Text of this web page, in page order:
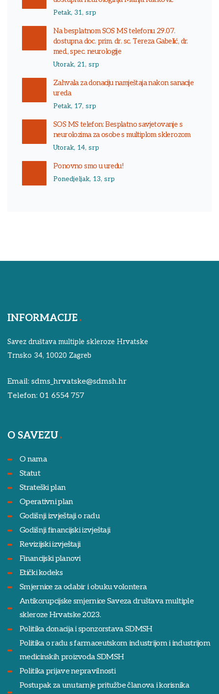
Petak, 31, srp
Na besplatnom SOS MS telefonu 29.07.
dostupna doc. prim. dr. sc. Tereza Gabelić, dr.
med., spec. neurologije
Utorak, 21, srp
Zahvala za donaciju namještaja nakon sanacije
ureda
Petak, 17, srp
SOS MS telefon: Besplatno savjetovanje s
neurolozima za osobe s multiplom sklerozom
Utorak, 14, srp
Ponovno smo u uredu!
Ponedjeljak, 13, srp
INFORMACIJE
Savez društava multiple skleroze Hrvatske
Trnsko 34, 10020 Zagreb
Email: sdms_hrvatske@sdmsh.hr
Telefon: 01 6554 757
O SAVEZU
O nama
Statut
Strateški plan
Operativni plan
Godišnji izvještaji o radu
Godišnji financijski izvještaji
Revizijski izvještaji
Financijski planovi
Etički kodeks
Smjernice za odabir i obuku volontera
Antikorupcijske smjernice Saveza društava multiple
skleroze Hrvatske 2023.
Politika donacija i sponzorstava SDMSH
Politika o radu s farmaceutskom industrijom i industrijom
medicinskih proizvoda SDMSH
Politika prijave nepravilnosti
Postupak za unutarnje pritužbe članova i korisnika